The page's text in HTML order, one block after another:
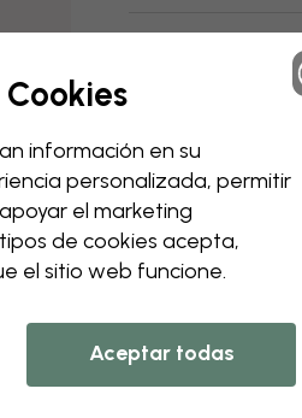
Envío y
información en su
personalizada, permitir
el marketing
de cookies acepta,
el sitio web funcione.
Aceptar todas